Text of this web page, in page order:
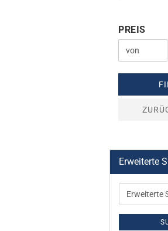
PREIS
Preis bis
Erweiterte
Suche